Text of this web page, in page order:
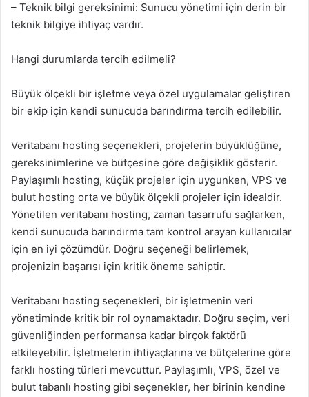
– Teknik bilgi gereksinimi: Sunucu yönetimi için derin bir
teknik bilgiye ihtiyaç vardır.
Hangi durumlarda tercih edilmeli?
Büyük ölçekli bir işletme veya özel uygulamalar geliştiren
bir ekip için kendi sunucuda barındırma tercih edilebilir.
Veritabanı hosting seçenekleri, projelerin büyüklüğüne,
gereksinimlerine ve bütçesine göre değişiklik gösterir.
Paylaşımlı hosting, küçük projeler için uygunken, VPS ve
bulut hosting orta ve büyük ölçekli projeler için idealdir.
Yönetilen veritabanı hosting, zaman tasarrufu sağlarken,
kendi sunucuda barındırma tam kontrol arayan kullanıcılar
için en iyi çözümdür. Doğru seçeneği belirlemek,
projenizin başarısı için kritik öneme sahiptir.
Veritabanı hosting seçenekleri, bir işletmenin veri
yönetiminde kritik bir rol oynamaktadır. Doğru seçim, veri
güvenliğinden performansa kadar birçok faktörü
etkileyebilir. İşletmelerin ihtiyaçlarına ve bütçelerine göre
farklı hosting türleri mevcuttur. Paylaşımlı, VPS, özel ve
bulut tabanlı hosting gibi seçenekler, her birinin kendine